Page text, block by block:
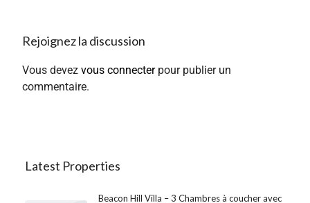
Rejoignez la discussion
Vous devez vous connecterpour publier un
commentaire.
Latest Properties
Beacon Hill Villa – 3 Chambres à coucher avec